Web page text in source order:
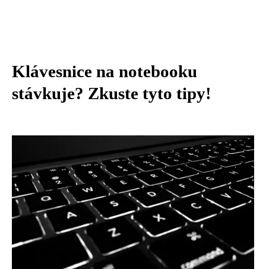
Klávesnice na notebooku
stávkuje? Zkuste tyto tipy!